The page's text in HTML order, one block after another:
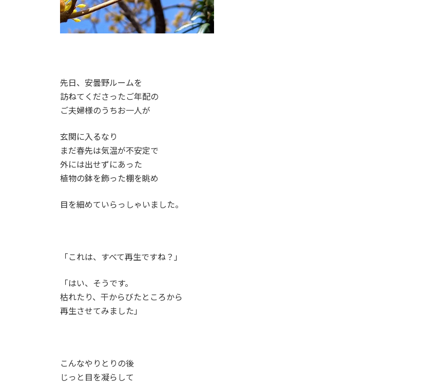
先日、安曇野ルームを
訪ねてくださったご年配の
ご夫婦様のうちお一人が
玄関に入るなり
まだ春先は気温が不安定で
外には出せずにあった
植物の鉢を飾った棚を眺め
目を細めていらっしゃいました。
「これは、すべて再生ですね？」
「はい、そうです。
枯れたり、干からびたところから
再生させてみました」
こんなやりとりの後
じっと目を凝らして